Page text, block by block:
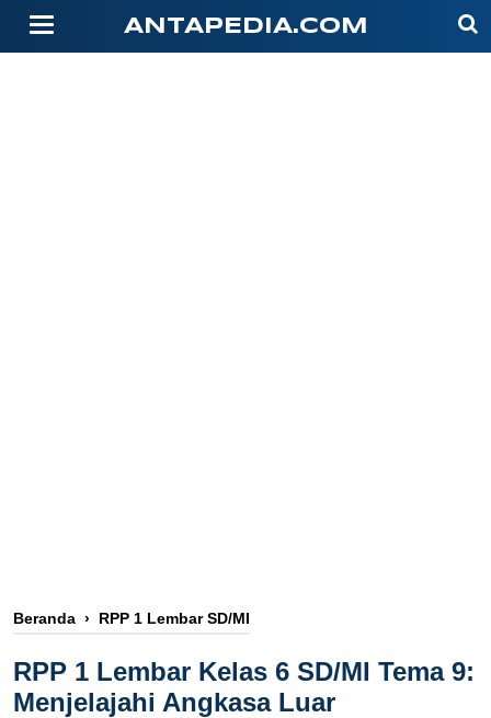
ANTAPEDIA.COM
Beranda › RPP 1 Lembar SD/MI
RPP 1 Lembar Kelas 6 SD/MI Tema 9:
Menjelajahi Angkasa Luar